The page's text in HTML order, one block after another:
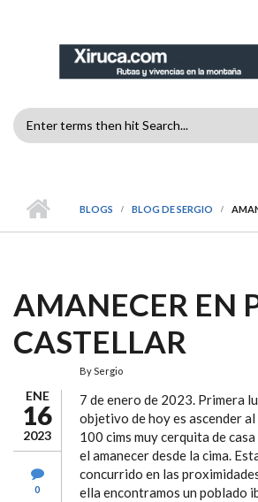
FORMULARIO
BÚSQUEDA
BLOGS BLOG DE SERGIO
AMANECER EN
CASTELLAR
ENE
16
2023
0
BySergio
7 de enero de 2023. Primera
objetivo de hoy es ascender
100 cims muy cerquita de
el amanecer desde la cima.
concurrido en las
ella encontramos un poblado